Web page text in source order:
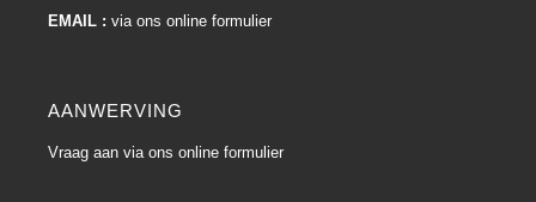
EMAIL : via ons online formulier
AANWERVING
Vraag aan via ons online formulier